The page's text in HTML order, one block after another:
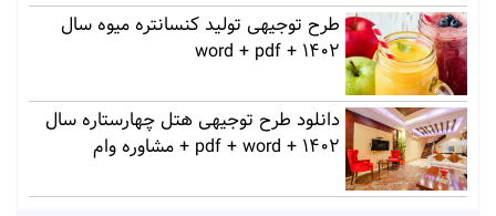
طرح توجیهی تولید کنسانتره میوه سال
1402 + word + pdf
دانلود طرح توجیهی هتل چهارستاره سال
1402 + pdf + word + مشاوره وام